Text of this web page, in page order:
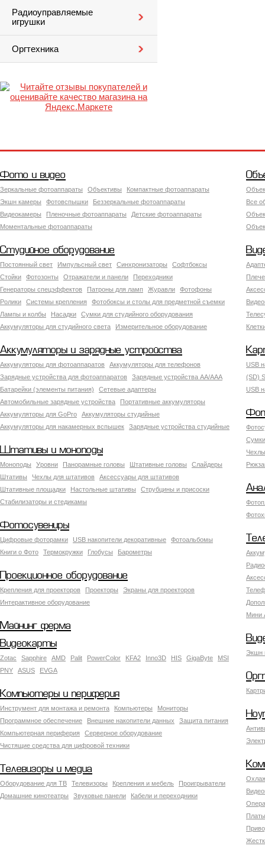
Радиоуправляемые
игрушки
Оргтехника
Фото и видео
Зеркальные фотоаппараты Объективы
Компактные фотоаппараты
Экшн камеры
Фотовспышки
Беззеркальные фотоаппараты
Видеокамеры
Пленочные фотоаппараты
Детские фотоаппараты
Моментальные фотоаппараты
Все
Студийное оборудование
Постоянный свет Импульсный свет Синхронизаторы
Софтбоксы
Стойки
Фотозонты Отражатели и панели
Переходники
Генераторы спецэффектов
Патроны для ламп Журавли
Фотофоны
Ролики
Системы крепления
Фотобоксы и столы для предметной съемки
Лампы и колбы
Насадки
Сумки для студийного оборудования
Аккумуляторы для студийного света
Измерительное оборудование
Аккумуляторы и зарядные устройства
Аккумуляторы для фотоаппаратов
Аккумуляторы для телефонов
Зарядные устройства для фотоаппаратов
Зарядные устройства AA/AAA
Батарейки (элементы питания)
Сетевые адаптеры
Автомобильные зарядные устройства
Портативные аккумуляторы
Аккумуляторы для GoPro
Аккумуляторы студийные
Аккумуляторы для накамерных вспышек
Зарядные устройства студийные
USB
(SD)
USB
Штативы и моноподы
Моноподы Уровни Панорамные головы Штативные головы
Слайдеры
Штативы
Чехлы для штативов
Аксессуары для штативов
Штативные площадки
Настольные штативы
Струбцины и присоски
Стабилизаторы и стедикамы
Фотосувениры
Цифровые фоторамки USB накопители декоративные
Фотоальбомы
Книги о Фото
Термокружки Глобусы Барометры
Мини
Проекционное оборудование
Крепления для проекторов Проекторы
Экраны для проекторов
Интерактивное оборудование
Майнинг ферма
Экшн
Видеокарты
Zotac Sapphire AMD Palit PowerColor KFA2 Inno3D HIS GigaByte
MSI
PNY
ASUS EVGA
Компьютеры и периферия
Инструмент для монтажа и ремонта Компьютеры
Мониторы
Программное обеспечение
Внешние накопители данных
Защита питания
Компьютерная периферия
Серверное оборудование
Чистящие средства для цифровой техники
Телевизоры и медиа
Оборудование для ТВ Телевизоры Крепления и мебель
Проигрыватели
Домашние кинотеатры
Звуковые панели Кабели и переходники